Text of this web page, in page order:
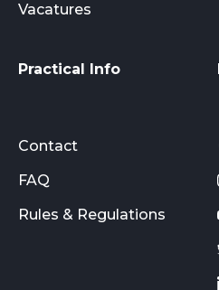
Vacatures
Practical Info
Contact
FAQ
Rules & Regulations